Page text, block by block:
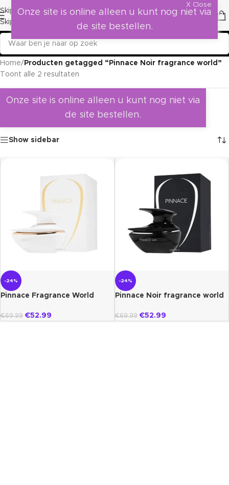
Skip to navigation
Skip to main content
Home/ Producten getagged “Pinnace Noir fragrance world”
Toont alle 2 resultaten
Onze site is online alleen u kunt nog niet via
de site bestellen.
Show sidebar
-24%
Pinnace Fragrance World
€69.99 €52.99
-24%
Pinnace Noir fragrance world
€69.99 €52.99
X Close
Onze site is online alleen u kunt nog niet via
de site bestellen.